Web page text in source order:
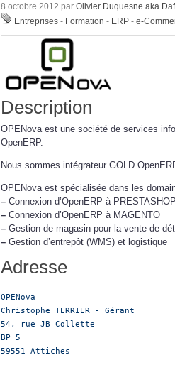
8 octobre 2012 par Olivier Duquesne aka
Entreprises - Formation - ERP - e-
Description
OPENova est une société de services
OpenERP.
Nous sommes intégrateur GOLD
OPENova est spécialisée dans les
– Connexion d’OpenERP à PRESTASHOP
– Connexion d’OpenERP à MAGENTO
– Gestion de magasin pour la vente de
– Gestion d’entrepôt (WMS) et logistique
Adresse
OPENova
Christophe TERRIER - Gérant
54, rue JB Collette
BP 5
59551 Attiches